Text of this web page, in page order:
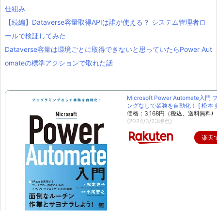
仕組み
【続編】Dataverse容量取得APIは誰が使える？ システム管理者ロ
ールで検証してみた
Dataverse容量は環境ごとに取得できないと思っていたらPower Aut
omateの標準アクションで取れた話
Microsoft Power Automate入門
ングなしで業務を自動化！ [ 松本
価格：3,168円（税込、送料無料)
(2024/3/23時点)
楽天